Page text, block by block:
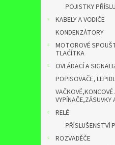
POJISTKY
KABELY A VODIČE
KONDENZÁTORY
MOTOROVÉ
TLAĆÍTKA
OVLÁDACÍ A
POPISOVAČE,
VYPÍNAČE,ZÁSUVKY
RELÉ
PŘÍSLUŠENSTVÍ
ROZVADĚČE